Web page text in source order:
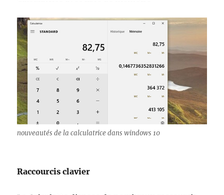
nouveautés de la calculatrice dans windows 10
Raccourcis clavier